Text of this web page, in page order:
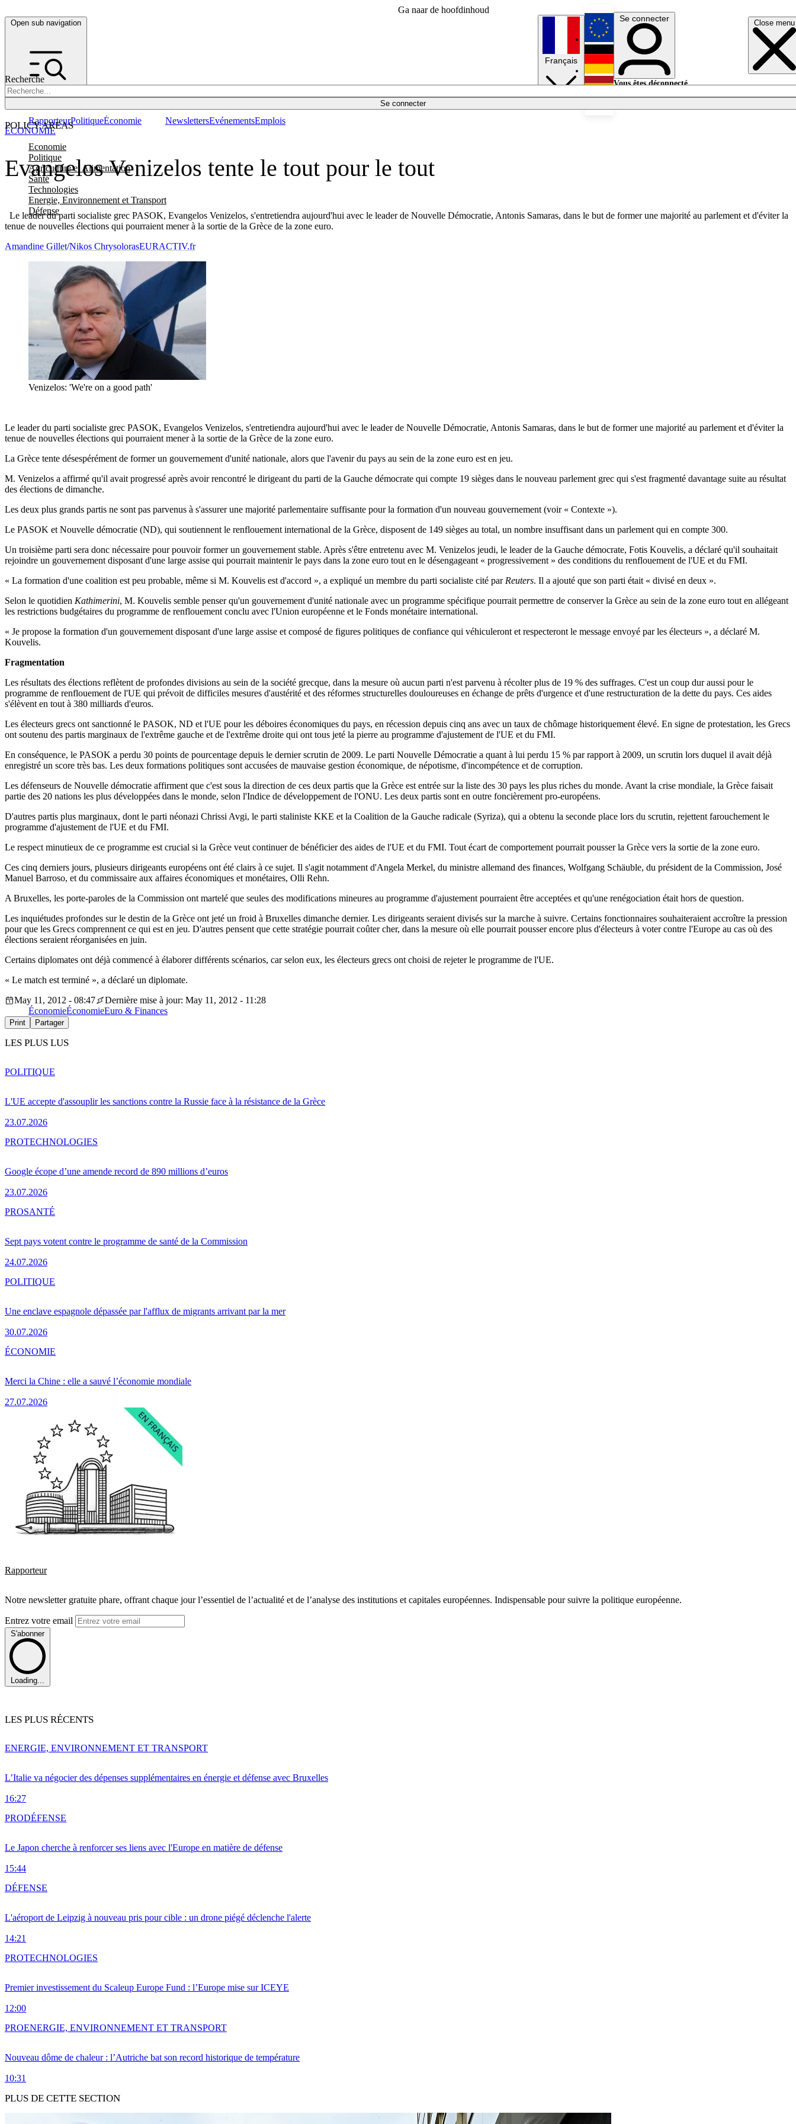
Ga naar de hoofdinhoud
Open sub navigation Close menu
Recherche
Se connecter
POLICY AREAS
Economie
Politique
Agriculture et Alimentation
Santé
Technologies
Energie, Environnement et Transport
Défense
RapporteurPolitiqueÉconomie NewslettersEvénementsEmplois
Français
English
Deutsch
Se connecter
Vous êtes déconnecté.
Evangelos Venizelos tente le tout pour le tout
Le leader du parti socialiste grec PASOK, Evangelos Venizelos, s'entretiendra aujourd'hui avec le leader de Nouvelle Démocratie, Antonis Samaras, dans le but de former une majorité au parlement et d'éviter la
tenue de nouvelles élections qui pourraient mener à la sortie de la Grèce de la zone euro.
ÉCONOMIE
Amandine Gillet/Nikos ChrysolorasEURACTIV.fr
Venizelos: 'We're on a good path'
Le leader du parti socialiste grec PASOK, Evangelos Venizelos, s'entretiendra aujourd'hui avec le leader de Nouvelle Démocratie, Antonis Samaras, dans le but de former une majorité au parlement et d'éviter la
tenue de nouvelles élections qui pourraient mener à la sortie de la Grèce de la zone euro.
La Grèce tente désespérément de former un gouvernement d'unité nationale, alors que l'avenir du pays au sein de la zone euro est en jeu.
M. Venizelos a affirmé qu'il avait progressé après avoir rencontré le dirigeant du parti de la Gauche démocrate qui compte 19 sièges dans le nouveau parlement grec qui s'est fragmenté davantage suite au résultat
des élections de dimanche.
Les deux plus grands partis ne sont pas parvenus à s'assurer une majorité parlementaire suffisante pour la formation d'un nouveau gouvernement (voir « Contexte »).
Le PASOK et Nouvelle démocratie (ND), qui soutiennent le renflouement international de la Grèce, disposent de 149 sièges au total, un nombre insuffisant dans un parlement qui en compte 300.
Un troisième parti sera donc nécessaire pour pouvoir former un gouvernement stable. Après s'être entretenu avec M. Venizelos jeudi, le leader de la Gauche démocrate, Fotis Kouvelis, a déclaré qu'il souhaitait
rejoindre un gouvernement disposant d'une large assise qui pourrait maintenir le pays dans la zone euro tout en le désengageant « progressivement » des conditions du renflouement de l'UE et du FMI.
« La formation d'une coalition est peu probable, même si M. Kouvelis est d'accord », a expliqué un membre du parti socialiste cité par Reuters. Il a ajouté que son parti était « divisé en deux ».
Selon le quotidien Kathimerini, M. Kouvelis semble penser qu'un gouvernement d'unité nationale avec un programme spécifique pourrait permettre de conserver la Grèce au sein de la zone euro tout en allégeant
les restrictions budgétaires du programme de renflouement conclu avec l'Union européenne et le Fonds monétaire international.
« Je propose la formation d'un gouvernement disposant d'une large assise et composé de figures politiques de confiance qui véhiculeront et respecteront le message envoyé par les électeurs », a déclaré M.
Kouvelis.
Fragmentation
Les résultats des élections reflètent de profondes divisions au sein de la société grecque, dans la mesure où aucun parti n'est parvenu à récolter plus de 19 % des suffrages. C'est un coup dur aussi pour le
programme de renflouement de l'UE qui prévoit de difficiles mesures d'austérité et des réformes structurelles douloureuses en échange de prêts d'urgence et d'une restructuration de la dette du pays. Ces aides
s'élèvent en tout à 380 milliards d'euros.
Les électeurs grecs ont sanctionné le PASOK, ND et l'UE pour les déboires économiques du pays, en récession depuis cinq ans avec un taux de chômage historiquement élevé. En signe de protestation, les Grecs
ont soutenu des partis marginaux de l'extrême gauche et de l'extrême droite qui ont tous jeté la pierre au programme d'ajustement de l'UE et du FMI.
En conséquence, le PASOK a perdu 30 points de pourcentage depuis le dernier scrutin de 2009. Le parti Nouvelle Démocratie a quant à lui perdu 15 % par rapport à 2009, un scrutin lors duquel il avait déjà
enregistré un score très bas. Les deux formations politiques sont accusées de mauvaise gestion économique, de népotisme, d'incompétence et de corruption.
Les défenseurs de Nouvelle démocratie affirment que c'est sous la direction de ces deux partis que la Grèce est entrée sur la liste des 30 pays les plus riches du monde. Avant la crise mondiale, la Grèce faisait
partie des 20 nations les plus développées dans le monde, selon l'Indice de développement de l'ONU. Les deux partis sont en outre foncièrement pro-européens.
D'autres partis plus marginaux, dont le parti néonazi Chrissi Avgi, le parti staliniste KKE et la Coalition de la Gauche radicale (Syriza), qui a obtenu la seconde place lors du scrutin, rejettent farouchement le
programme d'ajustement de l'UE et du FMI.
Le respect minutieux de ce programme est crucial si la Grèce veut continuer de bénéficier des aides de l'UE et du FMI. Tout écart de comportement pourrait pousser la Grèce vers la sortie de la zone euro.
Ces cinq derniers jours, plusieurs dirigeants européens ont été clairs à ce sujet. Il s'agit notamment d'Angela Merkel, du ministre allemand des finances, Wolfgang Schäuble, du président de la Commission, José
Manuel Barroso, et du commissaire aux affaires économiques et monétaires, Olli Rehn.
A Bruxelles, les porte-paroles de la Commission ont martelé que seules des modifications mineures au programme d'ajustement pourraient être acceptées et qu'une renégociation était hors de question.
Les inquiétudes profondes sur le destin de la Grèce ont jeté un froid à Bruxelles dimanche dernier. Les dirigeants seraient divisés sur la marche à suivre. Certains fonctionnaires souhaiteraient accroître la pression
pour que les Grecs comprennent ce qui est en jeu. D'autres pensent que cette stratégie pourrait coûter cher, dans la mesure où elle pourrait pousser encore plus d'électeurs à voter contre l'Europe au cas où des
élections seraient réorganisées en juin.
Certains diplomates ont déjà commencé à élaborer différents scénarios, car selon eux, les électeurs grecs ont choisi de rejeter le programme de l'UE.
« Le match est terminé », a déclaré un diplomate.
May 11, 2012 - 08:47
Dernière mise à jour: May 11, 2012 - 11:28
ÉconomieÉconomieEuro & Finances
Print Partager
LES PLUS LUS
L'UE accepte d'assouplir les sanctions contre la Russie face à la résistance de la Grèce
23.07.2026
POLITIQUE
Google écope d’une amende record de 890 millions d’euros
23.07.2026
PROTECHNOLOGIES
Sept pays votent contre le programme de santé de la Commission
24.07.2026
PROSANTÉ
Une enclave espagnole dépassée par l'afflux de migrants arrivant par la mer
30.07.2026
POLITIQUE
Merci la Chine : elle a sauvé l’économie mondiale
27.07.2026
ÉCONOMIE
Rapporteur
Notre newsletter gratuite phare, offrant chaque jour l’essentiel de l’actualité et de l’analyse des institutions et capitales européennes. Indispensable pour suivre la politique européenne.
Entrez votre email
S'abonner
Loading...
LES PLUS RÉCENTS
L’Italie va négocier des dépenses supplémentaires en énergie et défense avec Bruxelles
16:27
ENERGIE, ENVIRONNEMENT ET TRANSPORT
Le Japon cherche à renforcer ses liens avec l'Europe en matière de défense
15:44
PRODÉFENSE
L'aéroport de Leipzig à nouveau pris pour cible : un drone piégé déclenche l'alerte
14:21
DÉFENSE
Premier investissement du Scaleup Europe Fund : l’Europe mise sur ICEYE
12:00
PROTECHNOLOGIES
Nouveau dôme de chaleur : l’Autriche bat son record historique de température
10:31
PROENERGIE, ENVIRONNEMENT ET TRANSPORT
PLUS DE CETTE SECTION